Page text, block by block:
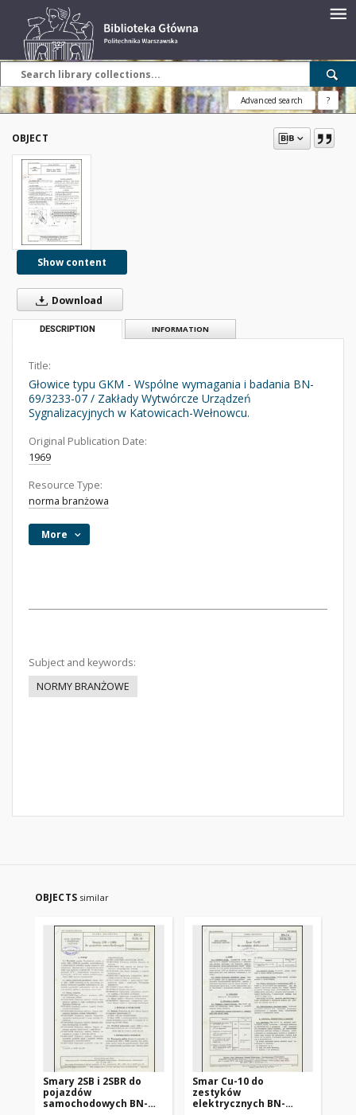
Advanced search ?
OBJECT
Show content
Download
DESCRIPTION INFORMATION
Title:
Głowice typu GKM - Wspólne wymagania i badania BN-
69/3233-07 / Zakłady Wytwórcze Urządzeń
Sygnalizacyjnych w Katowicach-Wełnowcu.
Original Publication Date:
1969
Resource Type:
norma branżowa
More
Subject and keywords:
NORMY BRANŻOWE
OBJECTS similar
Smary 2SB i 2SBR do
pojazdów
samochodowych BN-
Smar Cu-10 do
zestyków
elektrycznych BN-